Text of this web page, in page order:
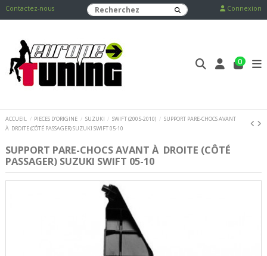
Contactez-nous Connexion
0
ACCUEIL PIECES D'ORIGINE SUZUKI SWIFT (2005-2010)
SUPPORT PARE-CHOCS AVANT
À DROITE (CÔTÉ PASSAGER) SUZUKI SWIFT 05-10
SUPPORT PARE-CHOCS AVANT À DROITE (CÔTÉ
PASSAGER) SUZUKI SWIFT 05-10